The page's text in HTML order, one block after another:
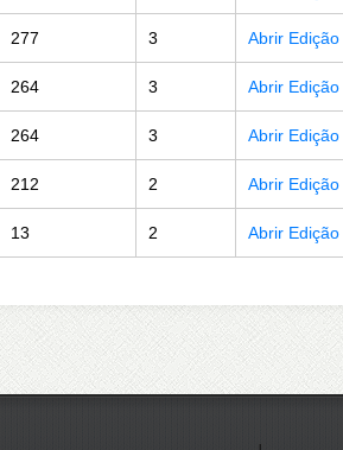
277 3 Abrir Edição
264 3 Abrir Edição
264 3 Abrir Edição
212 2 Abrir Edição
13 2 Abrir Edição